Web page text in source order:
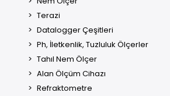
Terazi
Datalogger Çeşitleri
Ph, İletkenlik, Tuzluluk Ölçerler
Tahıl Nem Ölçer
Alan Ölçüm Cihazı
Refraktometre